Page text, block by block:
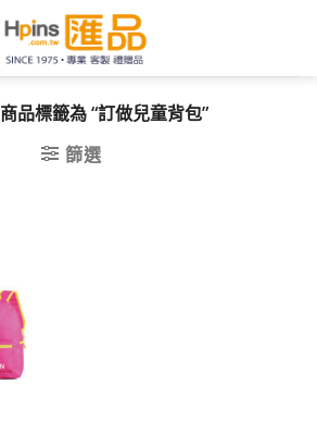
商品標籤為 “訂做兒童背包”
篩選